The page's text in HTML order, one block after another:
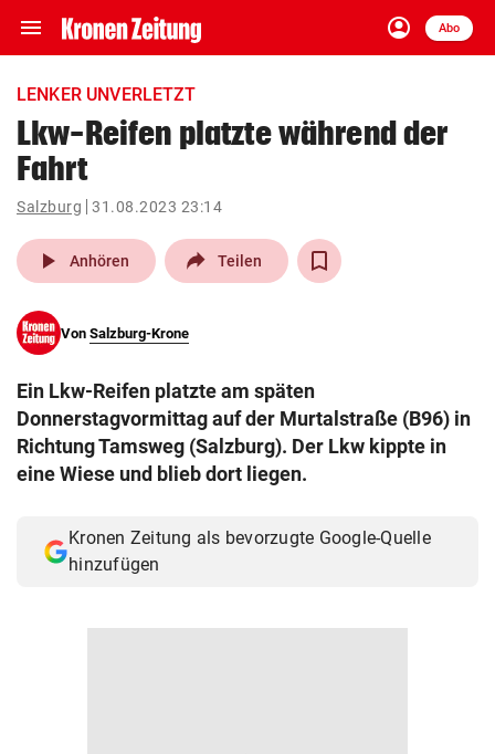
menu Navigation
ein-/ausklappen
account_circle
Anmelden
Abo
close Schließen
account_circle Anmelden
pin_drop
Wien arrow_right
search
eingeben
Muthgasse 2, 1190 Wien
LENKER UNVERLETZT
Lkw-Reifen platzte während der
Fahrt
Salzburg 31.08.2023 23:14
play_arrow Anhören Teilen
Von Salzburg-Krone
Ein Lkw-Reifen platzte am späten
Donnerstagvormittag auf der Murtalstraße (B96) in
Richtung Tamsweg (Salzburg). Der Lkw kippte in
eine Wiese und blieb dort liegen.
Kronen Zeitung als bevorzugte Google-Quelle
hinzufügen